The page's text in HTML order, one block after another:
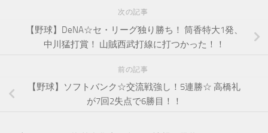
次の記事
【野球】DeNA☆セ・リーグ独り勝ち！ 筒香特大1発、
中川猛打賞！ 山賊西武打線に打つかった！！
前の記事
【野球】ソフトバンク☆交流戦強し！5連勝☆ 高橋礼
が7回2失点で6勝目！！